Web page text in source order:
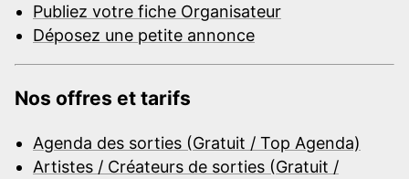
Publiez votre fiche Organisateur
Déposez une petite annonce
Nos offres et tarifs
Agenda des sorties (Gratuit / Top Agenda)
Artistes / Créateurs de sorties (Gratuit /